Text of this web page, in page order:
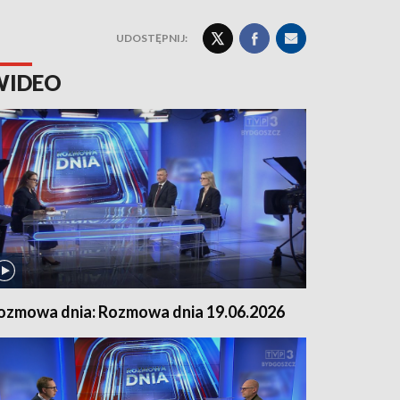
UDOSTĘPNIJ:
dnia: Rozmowa dnia 19.06.2026